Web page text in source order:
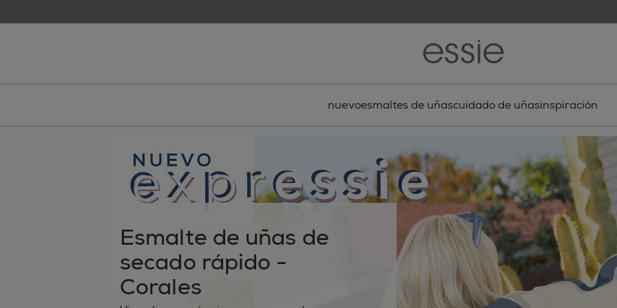
nuevoesmaltes de uñascuidado de uñasinspiración
Esmalte de uñas de
secado rápido -
Corales